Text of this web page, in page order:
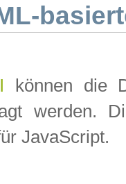
können die
werden.
JavaScript.